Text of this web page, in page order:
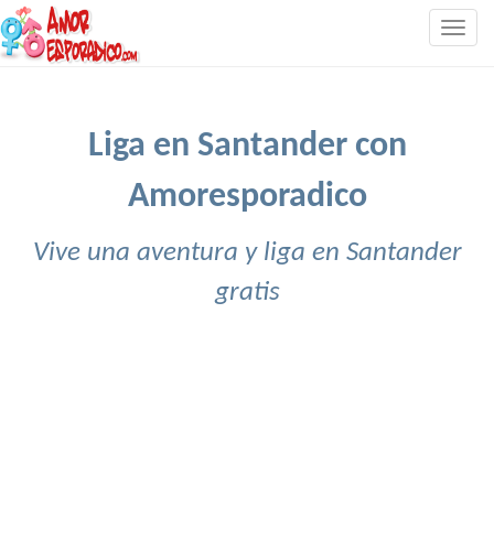
Liga en Santander con
Amoresporadico
Vive una aventura y liga en Santander
gratis